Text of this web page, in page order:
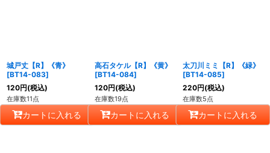
城戸丈【R】《青》
[BT14-083]
120円(税込)
在庫数11点
カートに入れる
高石タケル【R】《黄》
[BT14-084]
120円(税込)
在庫数19点
カートに入れる
太刀川ミミ【R】《緑》
[BT14-085]
220円(税込)
在庫数5点
カートに入れる